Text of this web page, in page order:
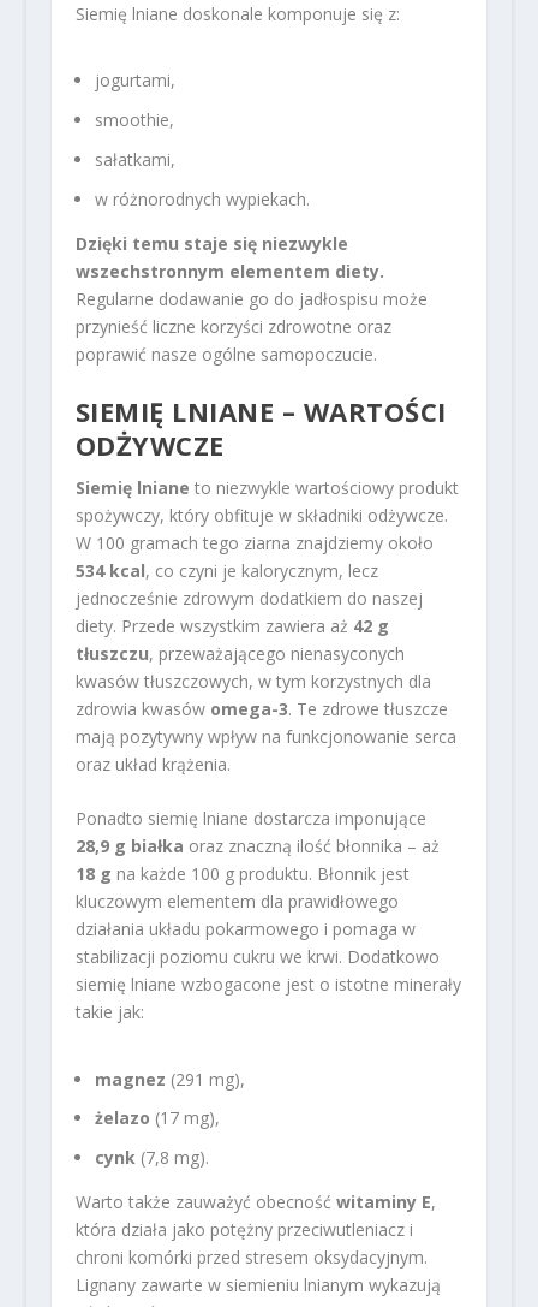
Siemię lniane doskonale komponuje się z:
jogurtami,
smoothie,
sałatkami,
w różnorodnych wypiekach.
Dzięki temu staje się niezwykle
wszechstronnym elementem diety.
Regularne dodawanie go do jadłospisu może
przynieść liczne korzyści zdrowotne oraz
poprawić nasze ogólne samopoczucie.
SIEMIĘ LNIANE – WARTOŚCI
ODŻYWCZE
Siemię lniane to niezwykle wartościowy produkt
spożywczy, który obfituje w składniki odżywcze.
W 100 gramach tego ziarna znajdziemy około
534 kcal, co czyni je kalorycznym, lecz
jednocześnie zdrowym dodatkiem do naszej
diety. Przede wszystkim zawiera aż 42 g
tłuszczu, przeważającego nienasyconych
kwasów tłuszczowych, w tym korzystnych dla
zdrowia kwasów omega-3. Te zdrowe tłuszcze
mają pozytywny wpływ na funkcjonowanie serca
oraz układ krążenia.
Ponadto siemię lniane dostarcza imponujące
28,9 g białka oraz znaczną ilość błonnika – aż
18 g na każde 100 g produktu. Błonnik jest
kluczowym elementem dla prawidłowego
działania układu pokarmowego i pomaga w
stabilizacji poziomu cukru we krwi. Dodatkowo
siemię lniane wzbogacone jest o istotne minerały
takie jak:
magnez (291 mg),
żelazo (17 mg),
cynk(7,8 mg).
Warto także zauważyć obecność witaminy E,
która działa jako potężny przeciwutleniacz i
chroni komórki przed stresem oksydacyjnym.
Lignany zawarte w siemieniu lnianym wykazują